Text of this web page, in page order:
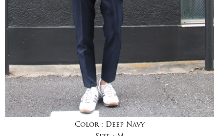
Color : Deep Navy